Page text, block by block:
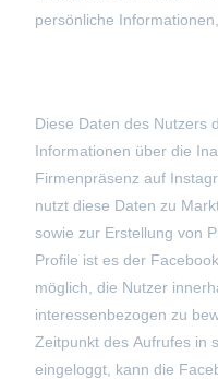
persönliche
Diese Daten des Nutzers
Informationen über die
Firmenpräsenz auf
nutzt diese Daten zu
sowie zur Erstellung von
Profile ist es der
möglich, die Nutzer
interessenbezogen zu
Zeitpunkt des Aufrufes in
eingeloggt, kann die